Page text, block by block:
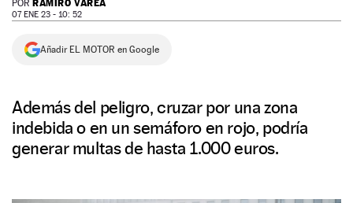
NEWSLETTER
POR RAMIRO VAREA
07 ENE 23 - 10: 52
Añadir EL MOTOR en Google
Además del peligro, cruzar por una zona
indebida o en un semáforo en rojo, podría
generar multas de hasta 1.000 euros.